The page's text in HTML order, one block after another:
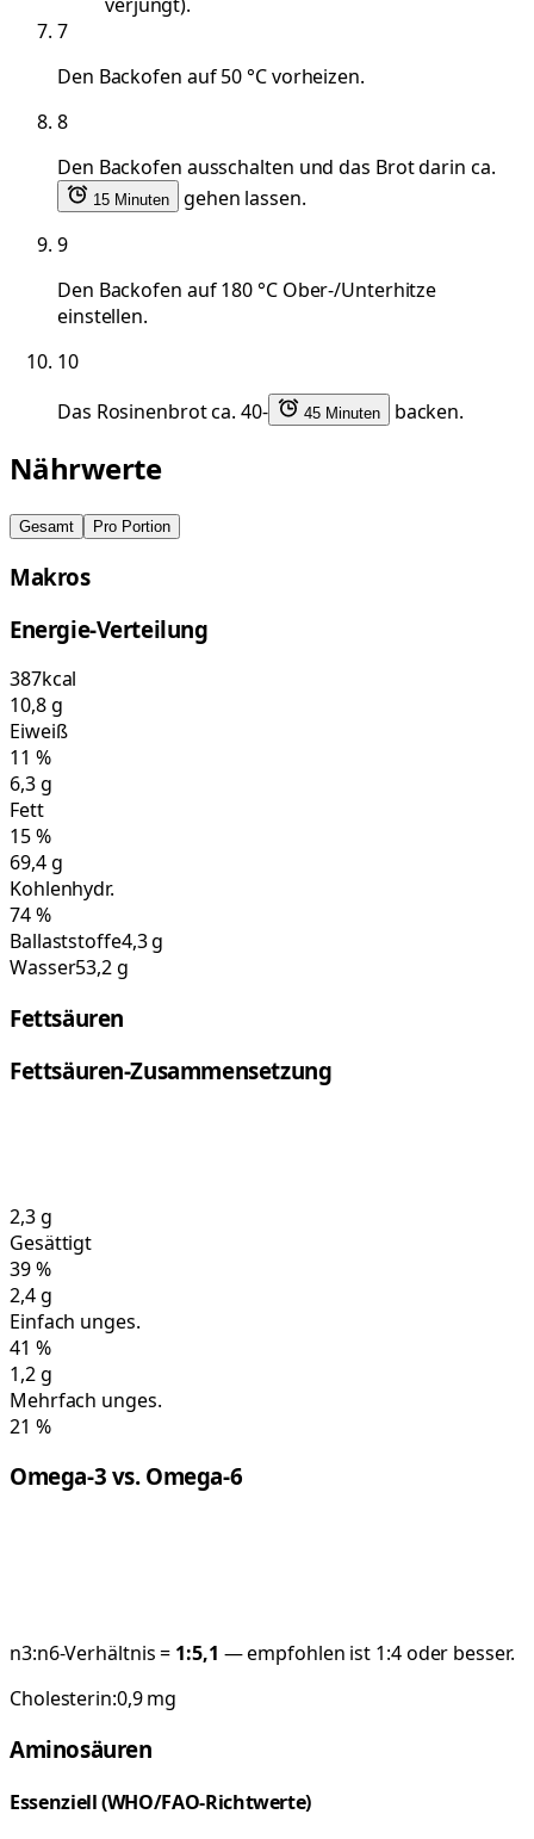
7
Den Backofen auf 50 °C vorheizen.
8
Den Backofen ausschalten und das Brot darin ca.
15 Minuten
gehen lassen.
9
Den Backofen auf 180 °C Ober-/Unterhitze
einstellen.
10
Das Rosinenbrot ca. 40-
45 Minuten backen.
Nährwerte
Gesamt Pro Portion
Makros
Energie-Verteilung
387kcal
10,8g
Eiweiß
11 %
6,3g
Fett
15%
69,4g
Kohlenhydr.
74%
Ballaststoffe4,3 g
Wasser53,2 g
Fettsäuren
Fettsäuren-Zusammensetzung
2,3g
Gesättigt
39%
2,4g
Einfach unges.
41 %
1,2g
Mehrfach unges.
21 %
Omega-3 vs. Omega-6
n3:n6-Verhältnis = 1:5,1 — empfohlen ist 1:4 oder besser.
Cholesterin:0,9mg
Aminosäuren
Essenziell (WHO/FAO-Richtwerte)